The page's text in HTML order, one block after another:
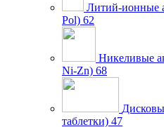
Литий-ионные
Pol) 62
Никеливые
Ni-Zn) 68
таблетки) 47